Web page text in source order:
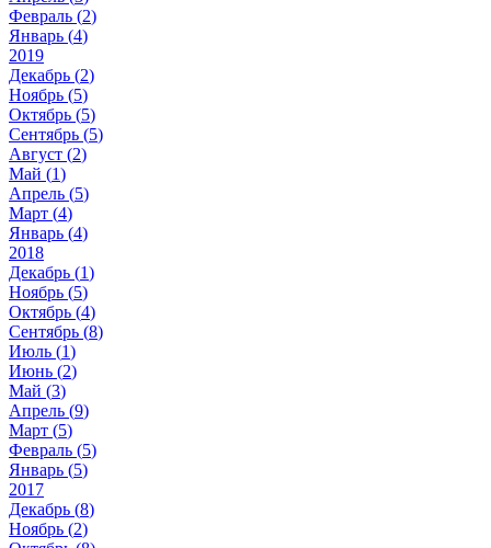
Февраль (2)
Январь (4)
2019
Декабрь (2)
Ноябрь (5)
Октябрь (5)
Сентябрь (5)
Август (2)
Май (1)
Апрель (5)
Март (4)
Январь (4)
2018
Декабрь (1)
Ноябрь (5)
Октябрь (4)
Сентябрь (8)
Июль (1)
Июнь (2)
Май (3)
Апрель (9)
Март (5)
Февраль (5)
Январь (5)
2017
Декабрь (8)
Ноябрь (2)